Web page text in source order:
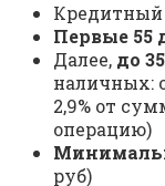
Первые 55
Далее, до
наличных:
2,9% от
операцию)
руб)